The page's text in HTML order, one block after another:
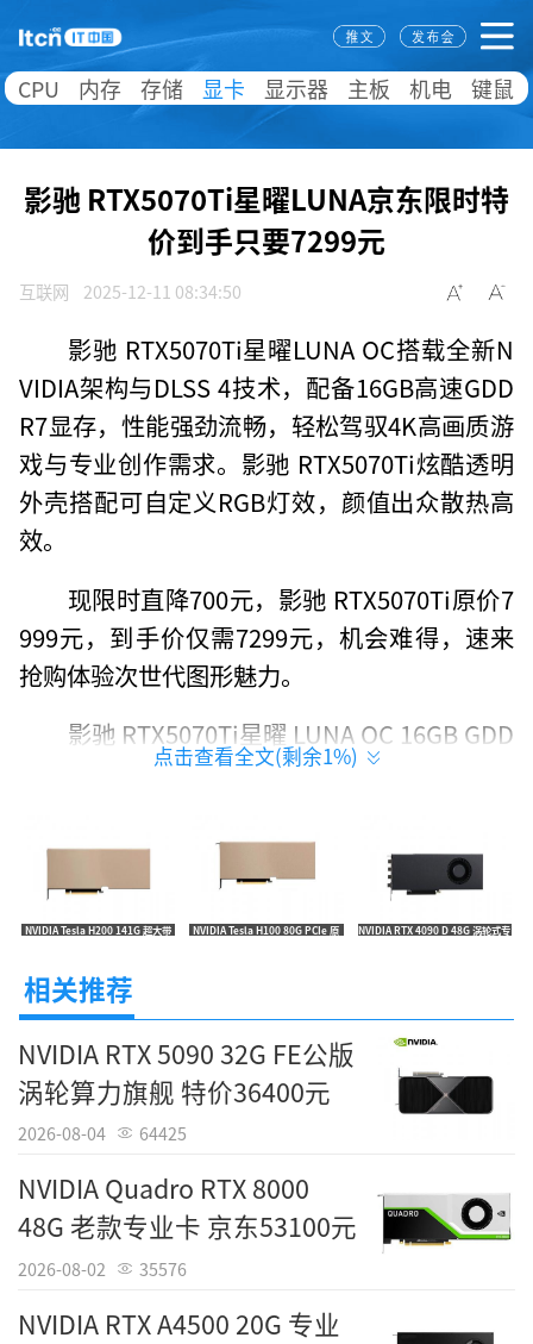
CPU 内存 存储 显卡 显示器 主板 机电 键鼠
影驰 RTX5070Ti星曜LUNA京东限时特
价到手只要7299元
互联网 2025-12-11 08:34:50
影驰 RTX5070Ti星曜LUNA OC搭载全新N
VIDIA架构与DLSS 4技术，配备16GB高速GDD
R7显存，性能强劲流畅，轻松驾驭4K高画质游
戏与专业创作需求。影驰 RTX5070Ti炫酷透明
外壳搭配可自定义RGB灯效，颜值出众散热高
效。
现限时直降700元，影驰 RTX5070Ti原价7
999元，到手价仅需7299元，机会难得，速来
抢购体验次世代图形魅力。
影驰 RTX5070Ti星曜 LUNA OC 16GB GDD
R7 DLSS 4 电竞游戏设计剪辑AI电脑镜面显卡
[产品售价]7299元
点击查看全文(剩余1%)
NVIDIA Tesla H200 141G 超大带
NVIDIA Tesla H100 80G PCIe 原
NVIDIA RTX 4090 D 48G 涡轮式专
相关推荐
NVIDIA RTX 5090 32G FE公版
涡轮算力旗舰 特价36400元
2026-08-04 64425
NVIDIA Quadro RTX 8000
48G 老款专业卡 京东53100元
2026-08-02 35576
NVIDIA RTX A4500 20G 专业